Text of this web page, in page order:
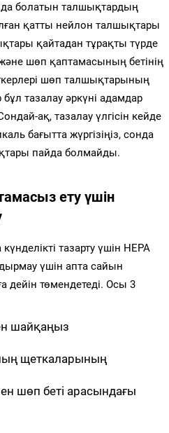
болатын талшықтардың
қатты нейлон талшықтары
қайтадан тұрақты түрде
шөп қаптамасының бетінің
шөп талшықтарының
тазалау әркүні адамдар
ақ, тазалау үлгісін кейде
бағытта жүргізіңіз, сонда
пайда болмайды.
ету үшін
тазарту үшін HEPA
үшін апта сайын
дейін төмендетеді. Осы 3
шайқаңыз
щеткаларының
шөп беті арасындағы